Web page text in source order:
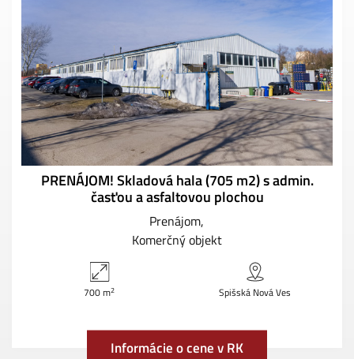
PRENÁJOM! Skladová hala (705 m2) s admin.
časťou a asfaltovou plochou
Prenájom
Komerčný objekt
700 m2 Spišská Nová Ves
Informácie o cene v RK